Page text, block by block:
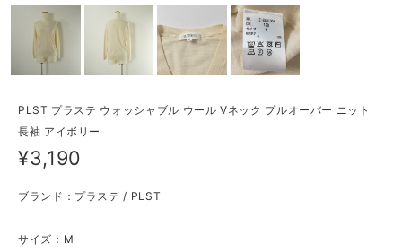
PLST プラステ ウォッシャブル ウール Vネック プルオーバー ニット
長袖 アイボリー
¥3,190
ブランド：プラステ / PLST
サイズ：M